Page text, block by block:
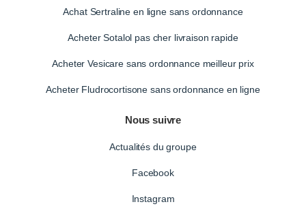
Achat Sertraline en ligne sans ordonnance
Acheter Sotalol pas cher livraison rapide
Acheter Vesicare sans ordonnance meilleur prix
Acheter Fludrocortisone sans ordonnance en ligne
Nous suivre
Actualités du groupe
Facebook
Instagram